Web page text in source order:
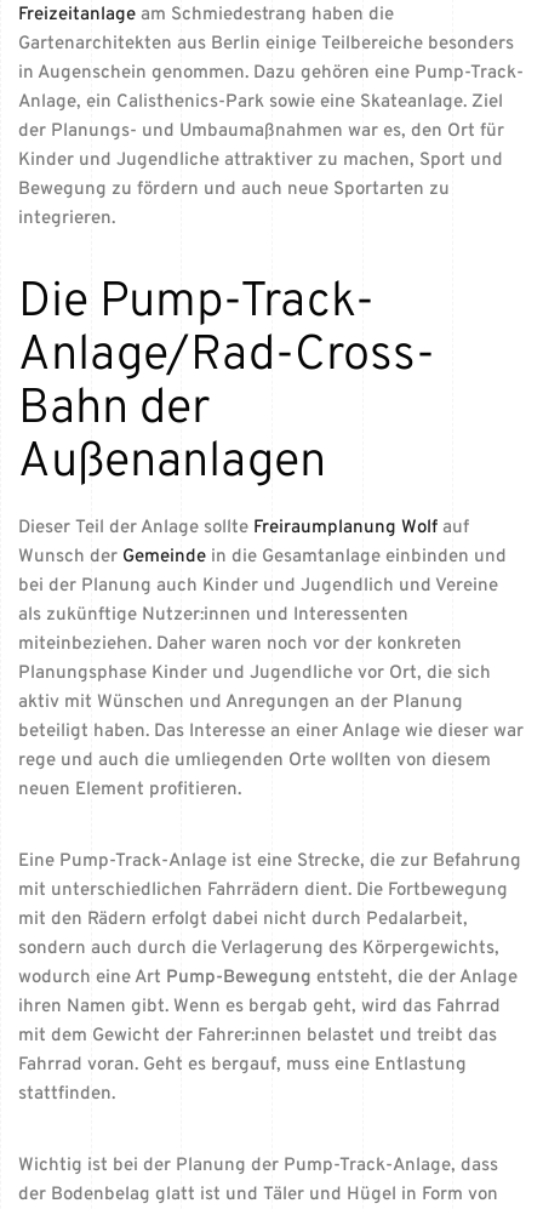
Freizeitanlage am Schmiedestrang haben die
Gartenarchitekten aus Berlin einige Teilbereiche besonders
in Augenschein genommen. Dazu gehören eine Pump-Track-
Anlage, ein Calisthenics-Park sowie eine Skateanlage. Ziel
der Planungs- und Umbaumaßnahmen war es, den Ort für
Kinder und Jugendliche attraktiver zu machen, Sport und
Bewegung zu fördern und auch neue Sportarten zu
integrieren.
Die Pump-Track-
Anlage/Rad-Cross-
Bahn der
Außenanlagen
Dieser Teil der Anlage sollte Freiraumplanung Wolf auf
Wunsch der Gemeinde in die Gesamtanlage einbinden und
bei der Planung auch Kinder und Jugendlich und Vereine
als zukünftige Nutzer:innen und Interessenten
miteinbeziehen. Daher waren noch vor der konkreten
Planungsphase Kinder und Jugendliche vor Ort, die sich
aktiv mit Wünschen und Anregungen an der Planung
beteiligt haben. Das Interesse an einer Anlage wie dieser war
rege und auch die umliegenden Orte wollten von diesem
neuen Element profitieren.
Eine Pump-Track-Anlage ist eine Strecke, die zur Befahrung
mit unterschiedlichen Fahrrädern dient. Die Fortbewegung
mit den Rädern erfolgt dabei nicht durch Pedalarbeit,
sondern auch durch die Verlagerung des Körpergewichts,
wodurch eine Art Pump-Bewegung entsteht, die der Anlage
ihren Namen gibt. Wenn es bergab geht, wird das Fahrrad
mit dem Gewicht der Fahrer:innen belastet und treibt das
Fahrrad voran. Geht es bergauf, muss eine Entlastung
stattfinden.
Wichtig ist bei der Planung der Pump-Track-Anlage, dass
der Bodenbelag glatt ist und Täler und Hügel in Form von